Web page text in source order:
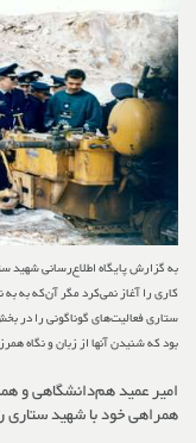
به گزارش پایگاه اطلاع‌رسانی شهید
کاری را آغاز نمی‌کرد مگر آن‌که به به
ستاری فعالیت‌های گوناگونی را
بود که شنیدن آنها از زبان و نگاه
امیر عمید هم‌دانشگاهی و
همراهی خود با شهید ستاری